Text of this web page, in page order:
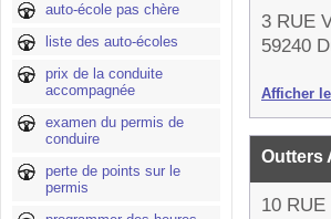
auto-école pas chère
liste des auto-écoles
prix de la conduite
accompagnée
examen du permis de
conduire
perte de points sur le
permis
3 RUE
59240
Afficher
Outters
10